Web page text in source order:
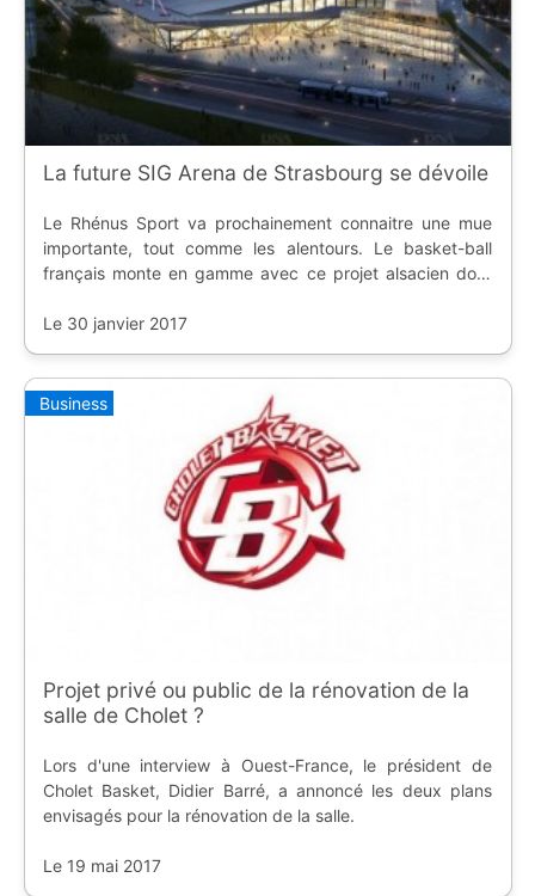
La future SIG Arena de Strasbourg se dévoile
Le Rhénus Sport va prochainement connaitre une mue
importante, tout comme les alentours. Le basket-ball
français monte en gamme avec ce projet alsacien dont
Le 30 janvier 2017
Business
Projet privé ou public de la rénovation de la
salle de Cholet ?
Lors d'une interview à Ouest-France, le président de
Cholet Basket, Didier Barré, a annoncé les deux plans
envisagés pour la rénovation de la salle.
Le 19 mai 2017